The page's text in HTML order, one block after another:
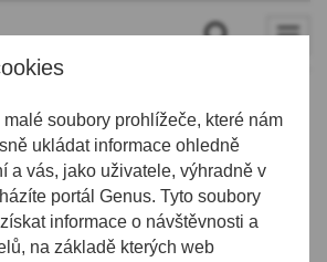
soubory prohlížeče, které nám
ukládat informace ohledně
a vás, jako uživatele, výhradně v
portál Genus. Tyto soubory
informace o návštěvnosti a
na základě kterých web
k výročí Sametové
i zpřístupnění